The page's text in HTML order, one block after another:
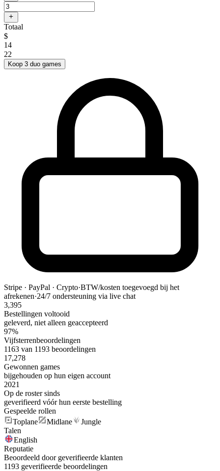
Totaal
$
14
22
Koop 3 duo games
Stripe · PayPal · Crypto·BTW/kosten toegevoegd bij het
afrekenen·24/7 ondersteuning via live chat
3,395
Bestellingen voltooid
geleverd, niet alleen geaccepteerd
97%
Vijfsterrenbeoordelingen
1163 van 1193 beoordelingen
17,278
Gewonnen games
bijgehouden op hun eigen account
2021
Op de roster sinds
geverifieerd vóór hun eerste bestelling
Gespeelde rollen
Toplane
Midlane
Jungle
Talen
English
Reputatie
Beoordeeld door geverifieerde klanten
1193 geverifieerde beoordelingen